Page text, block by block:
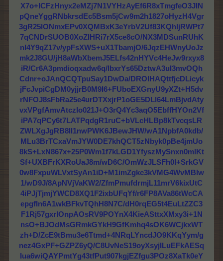
X7o+lCFzHnyx2eMZj7N1VYHzAyEf6R8xTmgfeO3JIN
pQneYggRNbkrsdEc5Bsm5jCw9m2h1827oHyzH4Vgr
3gR25lONmxEPv0XQMBxK3eYrbV2Uf83KQhIjRWPt7
7qCNDrSUOB0XoZIHRi7rX5ce8cO/NX3MDSunRUhK
nI4Y9qZ17v/ypFsXWS+uX1TbamjO/6JqzEHWnyUoJz
mk2J8GU/jH8aWbXbemJ5ELfs42nHYVc4HeJw9rxyx8
iR/Cr6A3pmdioqxadw6q/lbxrYs65DztwA3uI3mvOQh
Cdnr+oJAnQCQTpuSay1DwDa/DROIHAQttfjcDLicyk
jFcJvpiCgDM0yjjrB0M9I6+FUboEXGnyU9yXZt+H5dv
rNFOJ8sFbRa25e4urDTXxjrP1oGE5DLl64LmBjvdAty
vxVPgfAmvAtczIo021J+O3rQ4Yc3aqO5EbffHYOn2Vf
iPA7qPCy6t7LATPqdgR1ruC+bVLcHLBp8kTvcqsLR
ZWLXgJgRB8lI1nwPWK6JBewJHW/wA1NpbfA0kdb/
MLu3BrTCxaVmJYW0DE7khQCT5zNbyk0pBe4jmUo
8kS+LxN867x+25P0Wm1f7kLGD1YfyszMySnxn0mlKt
Sf+UXBFrKXRoUaJ8m/wD6C/OmWzJLSFh0I+SrkGV
0w8FxpuWLVxtSyAn1iD+M1imZgkc3kVMG4WvMBIw
1/wD9J/8ApNVjVaKW2/ZfmPmufdrmjL11mrV6kixUtC
4iPJjTjmjYWCD8XQ1F2ixbUFqYf/r6FP8AVa86tWcCA
epgfIn6A1wkBFkvTQhH8N7C/dH0rqEG5t4EuLtZZC3
F1Rj57gxrlOnpAOsRV9POYnX4KieASttxXMxy3i+1N
nsO+BJOdMsGRmkGYkH9GfKmhq4sOK6WCjkxWT
zh+D/ZcE9tBmu3e6Ttmd+4NRqLYncdJO9KKqYym/g
nez4GxPF+GZPZ6yQ/C8UvNeS19oyXsyjILuEFkAESq
Iua6wiQAYPmtYg43tfPut907kgjEZfgu3POz8XaTk0eY